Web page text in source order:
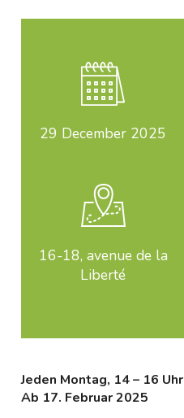
29 December 2025
16-18, avenue de la
Liberté
Jeden Montag, 14 – 16 Uhr
Ab 17. Februar 2025